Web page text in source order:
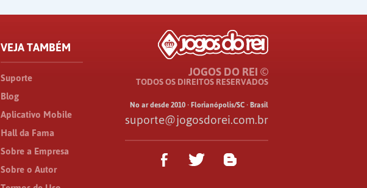
VEJA TAMBÉM
Suporte
Blog
Aplicativo Mobile
Hall da Fama
Sobre a Empresa
Sobre o Autor
JOGOS DO REI ©
TODOS OS DIREITOS RESERVADOS
No ar desde 2010 · Florianópolis/SC · Brasil
suporte@jogosdorei.com.br